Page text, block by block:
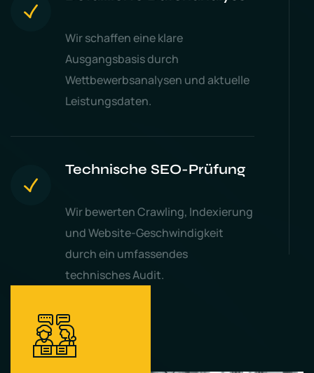
Wir schaffen eine klare
Ausgangsbasis durch
Wettbewerbsanalysen und aktuelle
Leistungsdaten.
Technische SEO-Prüfung
Wir bewerten Crawling, Indexierung
und Website-Geschwindigkeit
durch ein umfassendes
technisches Audit.